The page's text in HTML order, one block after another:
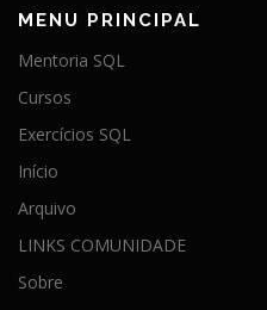
MENU PRINCIPAL
Mentoria SQL
Cursos
Exercícios SQL
Início
Arquivo
LINKS COMUNIDADE
Sobre